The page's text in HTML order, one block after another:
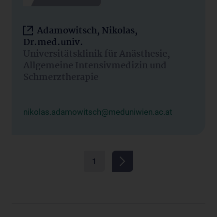
Adamowitsch, Nikolas,
Dr.med.univ.
Universitätsklinik für Anästhesie,
Allgemeine Intensivmedizin und
Schmerztherapie
nikolas.adamowitsch@meduniwien.ac.at
1